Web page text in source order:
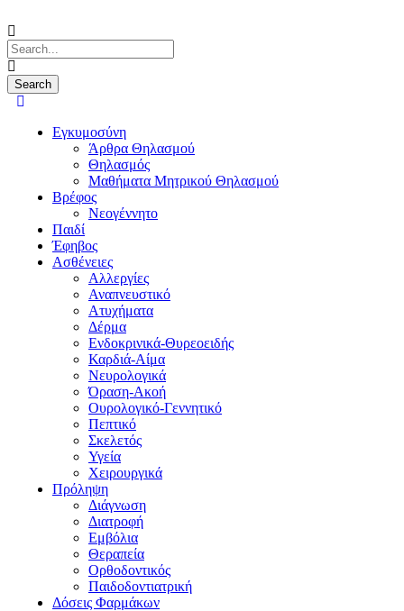
Εγκυμοσύνη
Άρθρα Θηλασμού
Θηλασμός
Μαθήματα Μητρικού Θηλασμού
Βρέφος
Νεογέννητο
Παιδί
Έφηβος
Ασθένειες
Αλλεργίες
Αναπνευστικό
Ατυχήματα
Δέρμα
Ενδοκρινικά-Θυρεοειδής
Καρδιά-Αίμα
Νευρολογικά
Όραση-Ακοή
Ουρολογικό-Γεννητικό
Πεπτικό
Σκελετός
Υγεία
Χειρουργικά
Πρόληψη
Διάγνωση
Διατροφή
Εμβόλια
Θεραπεία
Ορθοδοντικός
Παιδοδοντιατρική
Δόσεις Φαρμάκων